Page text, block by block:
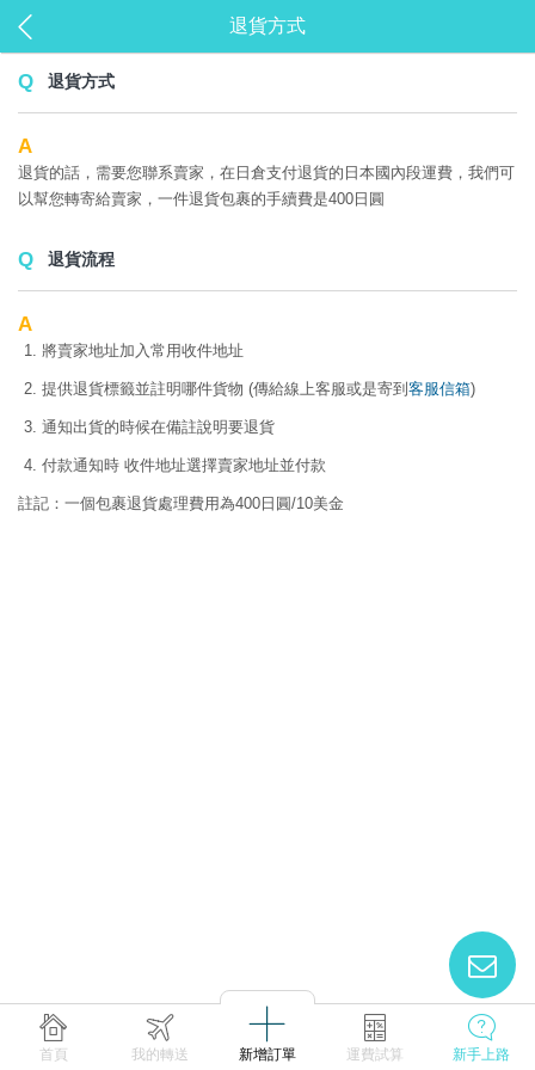
退貨方式
退貨方式
退貨的話，需要您聯系賣家，在日倉支付退貨的日本國內段運費，我們可
以幫您轉寄給賣家，一件退貨包裹的手續費是400日圓
退貨流程
將賣家地址加入常用收件地址
提供退貨標籤並註明哪件貨物 (傳給線上客服或是寄到 客服信箱)
通知出貨的時候在備註說明要退貨
付款通知時 收件地址選擇賣家地址並付款
註記：一個包裹退貨處理費用為400日圓/10美金
首頁 我的轉送 新增訂單 運費試算 新手上路